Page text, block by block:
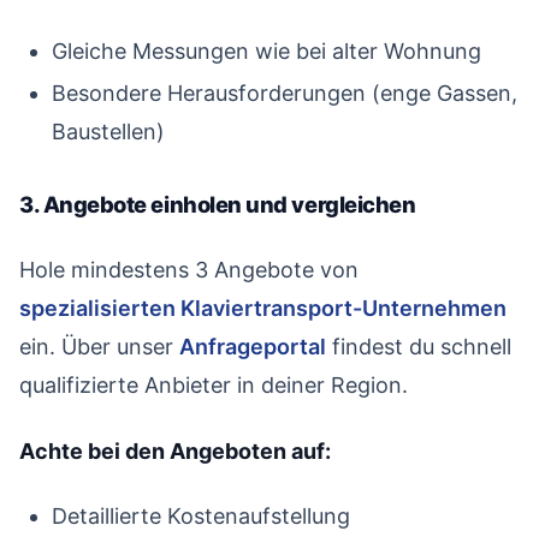
Gleiche Messungen wie bei alter Wohnung
Besondere Herausforderungen (enge Gassen,
Baustellen)
3. Angebote einholen und vergleichen
Hole mindestens 3 Angebote von
spezialisierten Klaviertransport-Unternehmen
ein. Über unser Anfrageportal findest du schnell
qualifizierte Anbieter in deiner Region.
Achte bei den Angeboten auf:
Detaillierte Kostenaufstellung